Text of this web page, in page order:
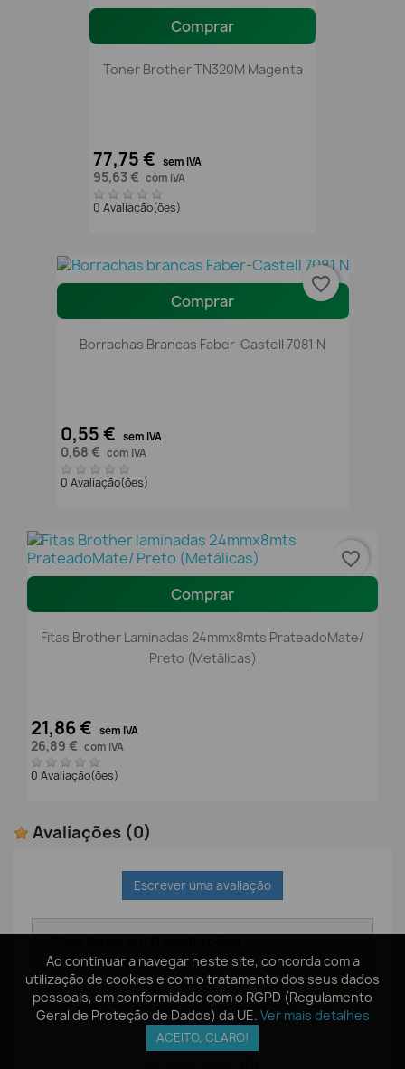
Ao continuar a navegar neste site, concorda com a
utilização de cookies e com o tratamento dos seus dados
pessoais, em conformidade com o RGPD (Regulamento
Geral de Proteção de Dados) da UE. Ver mais detalhes
ACEITO, CLARO!
Comprar
Toner Brother TN320M Magenta
77,75 € sem IVA
95,63 € com IVA
0 Avaliação(ões)
Comprar
Borrachas Brancas Faber-Castell 7081 N
0,55 € sem IVA
0,68 € com IVA
0 Avaliação(ões)
favorite_border
Comprar
Fitas Brother Laminadas 24mmx8mts PrateadoMate/
Preto (Metálicas)
21,86 € sem IVA
26,89 € com IVA
0 Avaliação(ões)
favorite_border
Avaliações (0)
Escrever uma avaliação
0/5
Filtrar:
Ao continuar a navegar neste site, concorda com a
utilização de cookies e com o tratamento dos seus dados
pessoais, em conformidade com o RGPD (Regulamento
Geral de Proteção de Dados) da UE. Ver mais detalhes
ACEITO, CLARO!